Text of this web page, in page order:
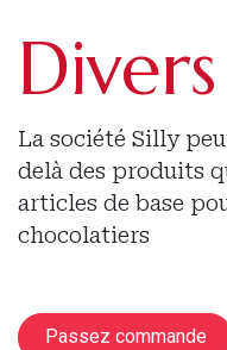
Divers
La société Silly
delà des produits
articles de base
chocolatiers
Passez commande